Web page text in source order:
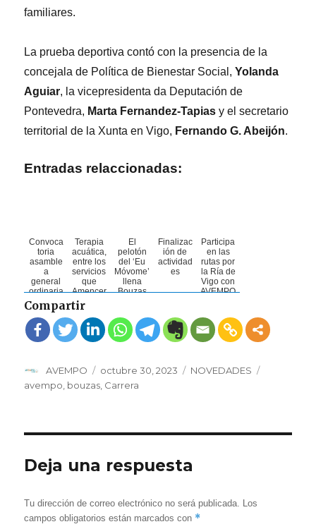
familiares.
La prueba deportiva contó con la presencia de la
concejala de Política de Bienestar Social,Yolanda
Aguiar, la vicepresidenta da Deputación de
Pontevedra, Marta Fernandez-Tapias y el secretario
territorial de la Xunta en Vigo, Fernando G. Abeijón.
Entradas relaccionadas:
Convoca
toria
asamble
a
general
ordinaria
y
extraordi
naria:
Terapia
acuática,
entre los
servicios
que
Amencer
pondrá a
disposici
ón de
AVEMPO
El
pelotón
del ‘Eu
Móvome’
llena
Bouzas
ad en la
XIII
Carrera
Esclerosi
Finalizac
ión de
actividad
es
Participa
en las
rutas por
la Ría de
Vigo con
AVEMPO
Compartir
Autor
AVEMPO
Publicado
el
octubre 30, 2023 Categorías
NOVEDADES
avempo, bouzas, Carrera
Deja una respuesta
Tu dirección de correo electrónico no será publicada. Los
campos obligatorios están marcados con *